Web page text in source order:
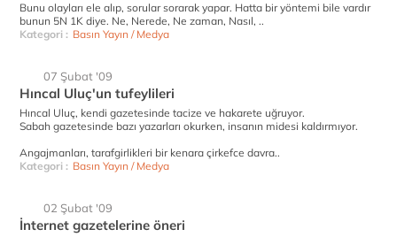
Bunu olayları ele alıp, sorular sorarak yapar. Hatta bir yöntemi bile vardır
bunun 5N 1K diye. Ne, Nerede, Ne zaman, Nasıl, ..
Kategori : Basın Yayın / Medya
07 Şubat '09
Hıncal Uluç'un tufeylileri
Hıncal Uluç, kendi gazetesinde tacize ve hakarete uğruyor.
Sabah gazetesinde bazı yazarları okurken, insanın midesi kaldırmıyor.
Angajmanları, tarafgirlikleri bir kenara çirkefce davra..
Kategori : Basın Yayın / Medya
02 Şubat '09
İnternet gazetelerine öneri